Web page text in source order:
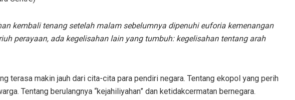
kembali tenang setelah malam sebelumnya dipenuhi euforia kemenangan
perayaan, ada kegelisahan lain yang tumbuh: kegelisahan tentang arah
terasa makin jauh dari cita-cita para pendiri negara. Tentang ekopol yang perih
Tentang berulangnya “kejahiliyahan” dan ketidakcermatan bernegara.